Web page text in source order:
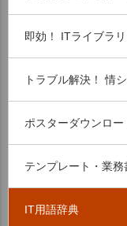
即効！ ITライブラ
トラブル解決！ 情
ポスターダウンロー
テンプレート・業
IT用語辞典